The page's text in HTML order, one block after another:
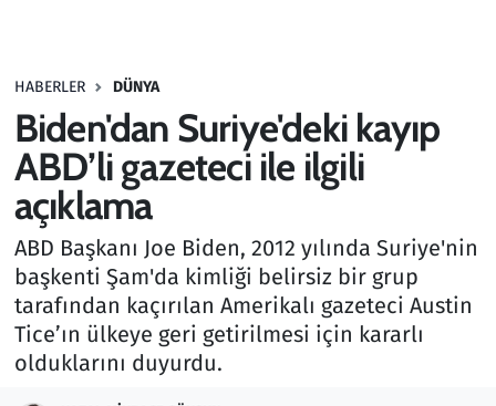
HABERLER DÜNYA
Biden'dan Suriye'deki kayıp
ABD’li gazeteci ile ilgili
açıklama
ABD Başkanı Joe Biden, 2012 yılında Suriye'nin
başkenti Şam'da kimliği belirsiz bir grup
tarafından kaçırılan Amerikalı gazeteci Austin
Tice’ın ülkeye geri getirilmesi için kararlı
olduklarını duyurdu.
Haber
Kültür Sanat
Kurumsal Haberler
Lezzet Durağı
Memur ve Kamu
Otomobil